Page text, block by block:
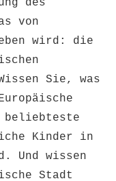
des
von
wird: die
Sie, was
beliebteste
Kinder in
Und wissen
Stadt